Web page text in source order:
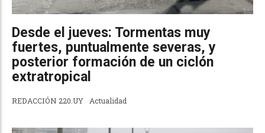
Desde el jueves: Tormentas muy
fuertes, puntualmente severas, y
posterior formación de un ciclón
extratropical
REDACCIÓN 220.UY Actualidad